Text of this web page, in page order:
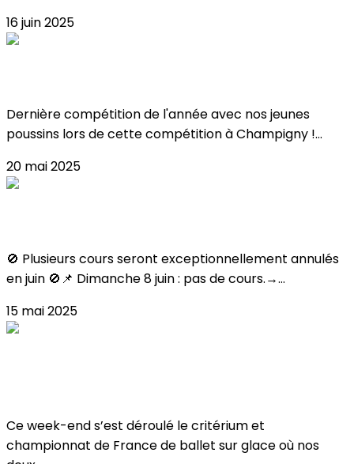
16 juin 2025
Dernière compétition de l'année avec nos jeunes
poussins lors de cette compétition à Champigny !...
20 mai 2025
🚫 Plusieurs cours seront exceptionnellement annulés
en juin 🚫📌 Dimanche 8 juin : pas de cours.→...
15 mai 2025
Ce week-end s’est déroulé le critérium et
championnat de France de ballet sur glace où nos